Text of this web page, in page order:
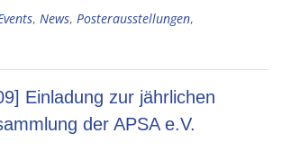
, News, Posterausstellungen,
Einladung zur jährlichen
der APSA e.V.